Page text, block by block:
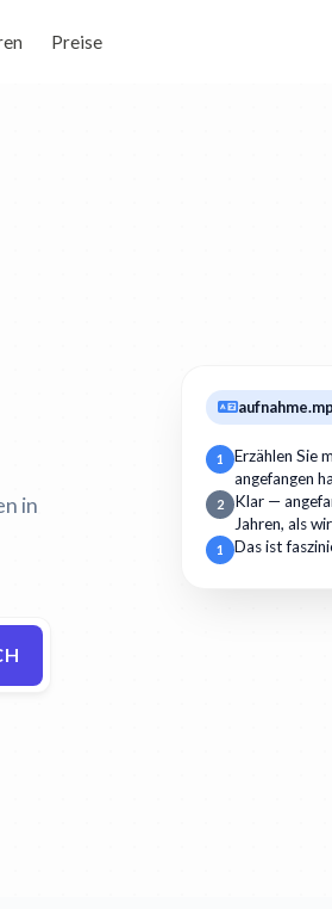
Preise
in
1
Erzählen Sie
angefangen
2
Klar —
Jahren, als
1 Das ist